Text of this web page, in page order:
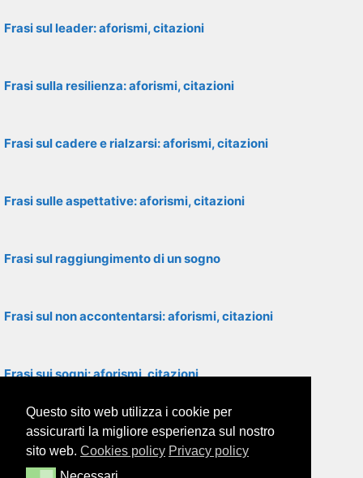
Frasi sul leader: aforismi, citazioni
Frasi sulla resilienza: aforismi, citazioni
Frasi sul cadere e rialzarsi: aforismi, citazioni
Frasi sulle aspettative: aforismi, citazioni
Frasi sul raggiungimento di un sogno
Frasi sul non accontentarsi: aforismi, citazioni
Frasi sui sogni: aforismi, citazioni
Frasi motivazionali: aforismi, citazioni
Questo sito web utilizza i cookie per
assicurarti la migliore esperienza sul nostro
sito web. Cookies policy Privacy policy